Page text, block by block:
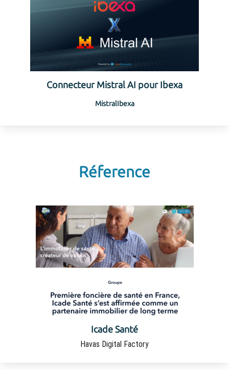
Connecteur Mistral AI pour Ibexa
MistralIbexa
Réference
Icade Santé
Havas Digital Factory